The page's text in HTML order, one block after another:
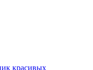
красивых